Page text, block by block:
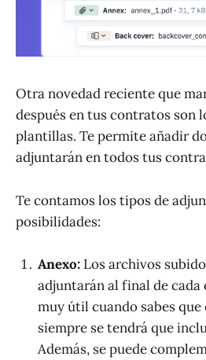
Otra novedad reciente que
después en tus contratos son
plantillas. Te permite añadir
adjuntarán en todos tus
Te contamos los tipos de
posibilidades:
Anexo: Los archivos
adjuntarán al final de
muy útil cuando sabes
siempre se tendrá que
Además, se puede